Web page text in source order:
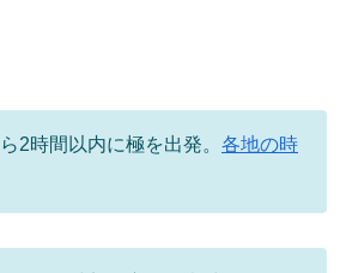
2時間以内に極を出発。 各地の時